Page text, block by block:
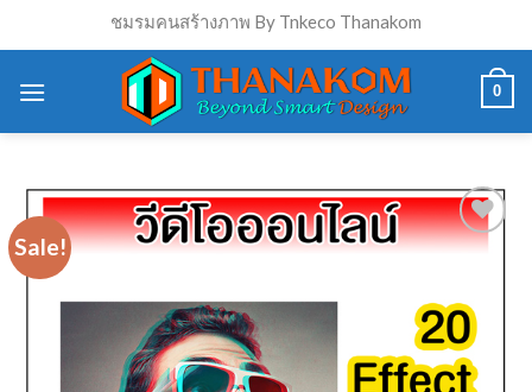
ชมรมคนสร้างภาพ By Tnkeco Thanakom
0
Sale!